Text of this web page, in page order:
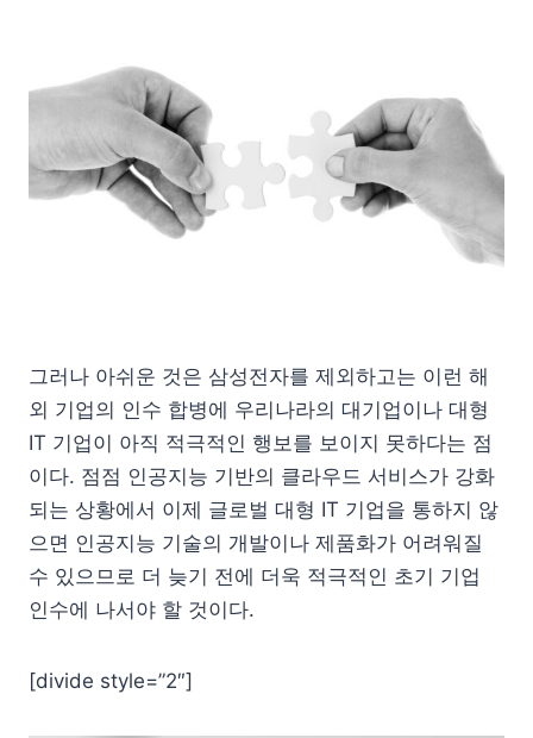
그러나 아쉬운 것은 삼성전자를 제외하고는 이런 해
외 기업의 인수 합병에 우리나라의 대기업이나 대형
IT 기업이 아직 적극적인 행보를 보이지 못하다는 점
이다. 점점 인공지능 기반의 클라우드 서비스가 강화
되는 상황에서 이제 글로벌 대형 IT 기업을 통하지 않
으면 인공지능 기술의 개발이나 제품화가 어려워질
수 있으므로 더 늦기 전에 더욱 적극적인 초기 기업
인수에 나서야 할 것이다.
[divide style=”2″]